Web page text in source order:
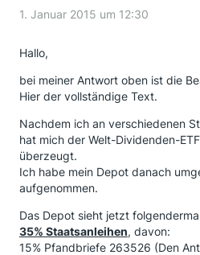
1. Januar 2015 um 12:30
Hallo,
bei meiner Antwort oben ist die
Hier der vollständige Text.
Nachdem ich an verschiedenen
hat mich der Welt-Dividenden-
überzeugt.
Ich habe mein Depot danach
aufgenommen.
Das Depot sieht jetzt
35% Staatsanleihen, davon:
15% Pfandbriefe 263526 (Den